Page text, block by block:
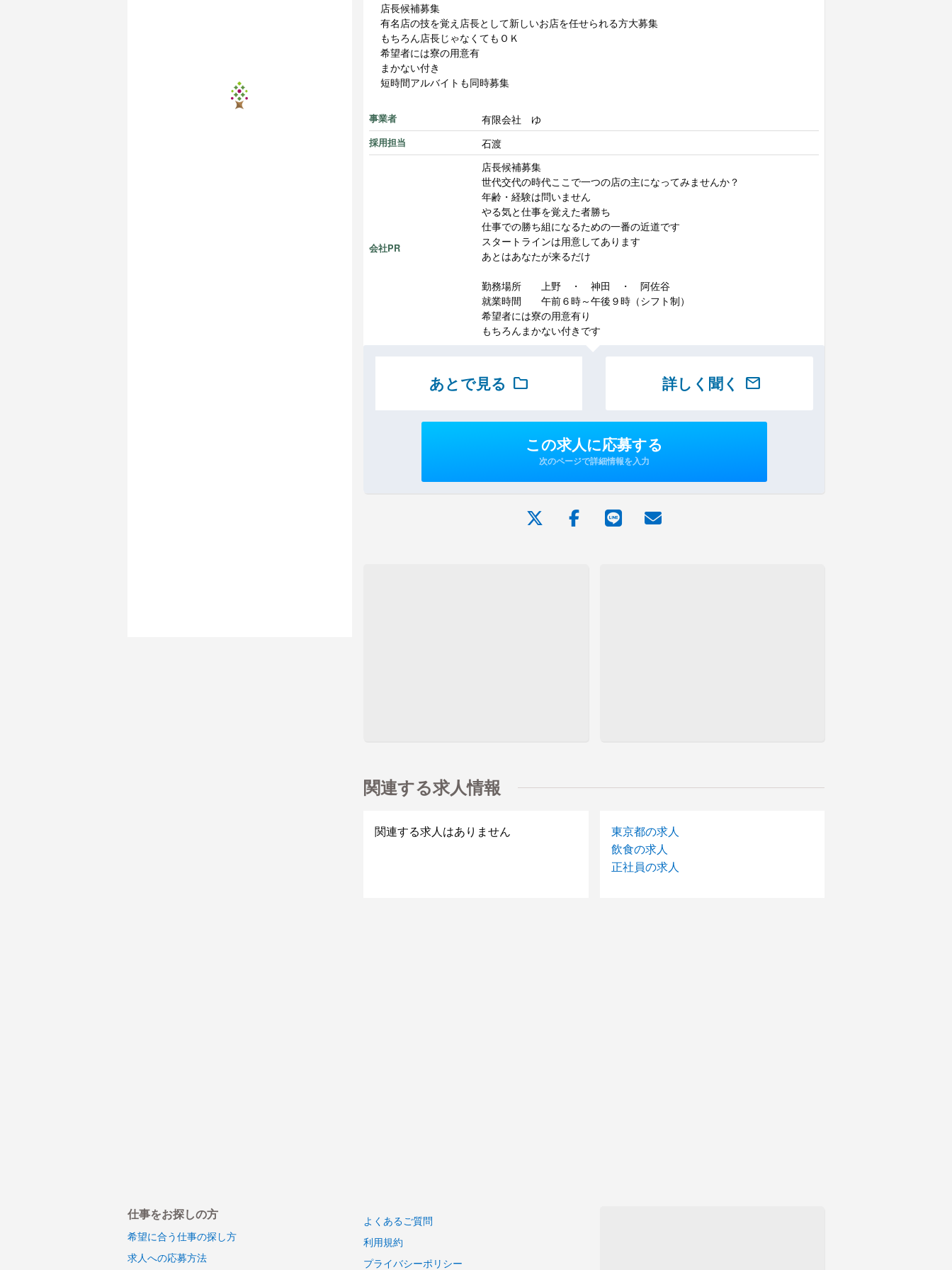
店長候補募集
有名店の技を覚え店長として新しいお店を任せられる方大募集
もちろん店長じゃなくてもＯＫ
希望者には寮の用意有
まかない付き
短時間アルバイトも同時募集
事業者 有限会社 ゆ
採用担当 石渡
会社PR
店長候補募集
世代交代の時代ここで一つの店の主になってみませんか？
年齢・経験は問いません
やる気と仕事を覚えた者勝ち
仕事での勝ち組になるための一番の近道です
スタートラインは用意してあります
あとはあなたが来るだけ
勤務場所 上野 ・ 神田 ・ 阿佐谷
就業時間 午前６時～午後９時（シフト制）
希望者には寮の用意有り
もちろんまかない付きです
あとで見る folder 詳しく聞く mail
この求人に応募する
次のページで詳細情報を入力
関連する求人情報
関連する求人はありません
東京都の求人
飲食の求人
正社員の求人
仕事をお探しの方
希望に合う仕事の探し方
求人への応募方法
よくあるご質問
利用規約
プライバシーポリシー